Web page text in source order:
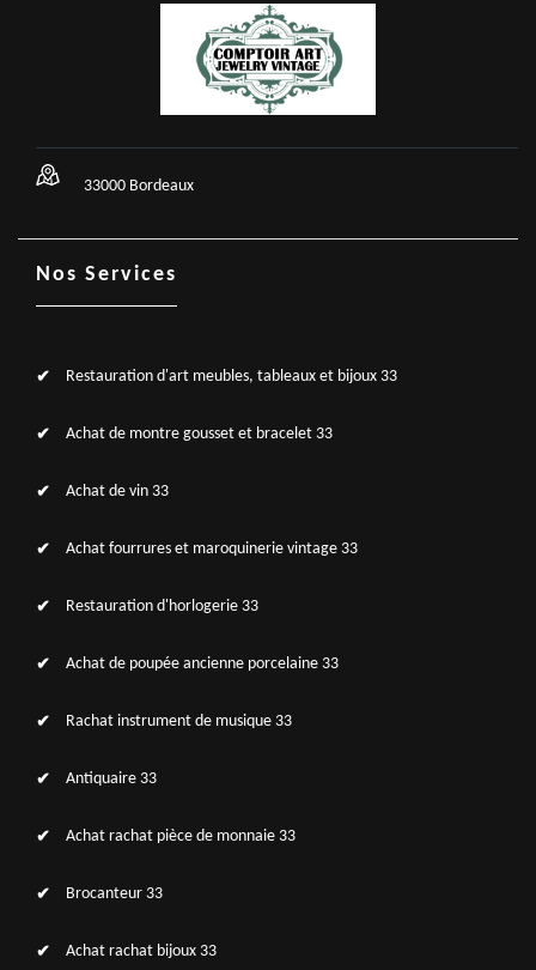
33000 Bordeaux
Nos Services
Restauration d'art meubles, tableaux et bijoux 33
Achat de montre gousset et bracelet 33
Achat de vin 33
Achat fourrures et maroquinerie vintage 33
Restauration d'horlogerie 33
Achat de poupée ancienne porcelaine 33
Rachat instrument de musique 33
Antiquaire 33
Achat rachat pièce de monnaie 33
Brocanteur 33
Achat rachat bijoux 33